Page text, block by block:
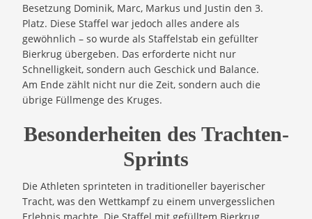
Besetzung Dominik, Marc, Markus und Justin den 3.
Platz. Diese Staffel war jedoch alles andere als
gewöhnlich – so wurde als Staffelstab ein gefüllter
Bierkrug übergeben. Das erforderte nicht nur
Schnelligkeit, sondern auch Geschick und Balance.
Am Ende zählt nicht nur die Zeit, sondern auch die
übrige Füllmenge des Kruges.
Besonderheiten des Trachten-
Sprints
Die Athleten sprinteten in traditioneller bayerischer
Tracht, was den Wettkampf zu einem unvergesslichen